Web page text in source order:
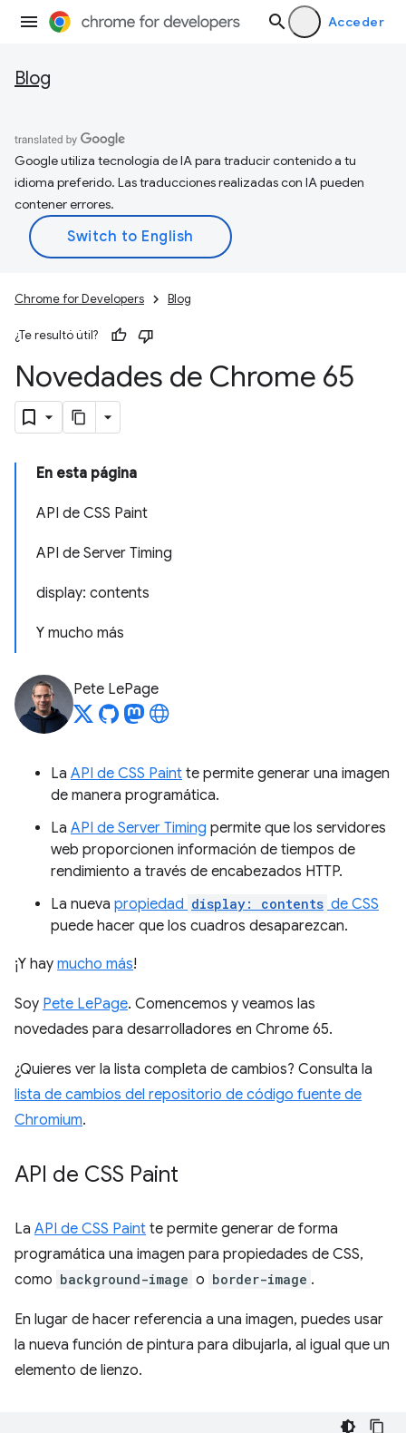
Acceder
Blog
Google utiliza tecnología de IA para traducir contenido a tu
idioma preferido. Las traducciones realizadas con IA pueden
contener errores.
Chrome for Developers Blog
¿Te resultó útil?
Novedades de Chrome 65
En esta página
API de CSS Paint
API de Server Timing
display: contents
Y mucho más
Pete LePage
La API de CSS Paint te permite generar una imagen
de manera programática.
La API de Server Timing permite que los servidores
web proporcionen información de tiempos de
rendimiento a través de encabezados HTTP.
La nueva propiedad display: contents de CSS
puede hacer que los cuadros desaparezcan.
¡Y hay mucho más!
Soy Pete LePage. Comencemos y veamos las
novedades para desarrolladores en Chrome 65.
¿Quieres ver la lista completa de cambios? Consulta la
lista de cambios del repositorio de código fuente de
Chromium.
API de CSS Paint
La API de CSS Paint te permite generar de forma
programática una imagen para propiedades de CSS,
como background-image o border-image .
En lugar de hacer referencia a una imagen, puedes usar
la nueva función de pintura para dibujarla, al igual que un
elemento de lienzo.